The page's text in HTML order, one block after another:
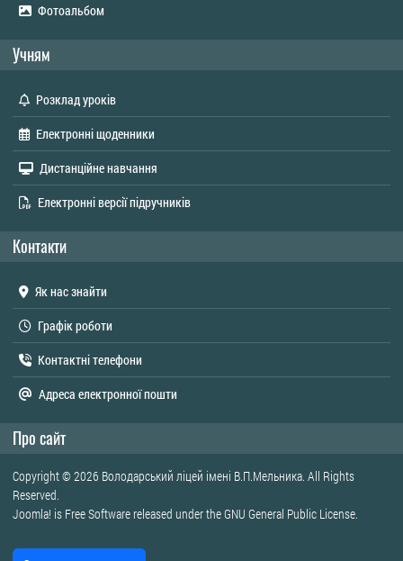
Фотоальбом
Учням
Розклад уроків
Електронні щоденники
Дистанційне навчання
Електронні версії підручників
Контакти
Як нас знайти
Графік роботи
Контактні телефони
Адреса електронної пошти
Про сайт
Copyright © 2026 Володарський ліцей імені В.П.Мельника. All Rights
Reserved.
Joomla! is Free Software released under theGNU General Public License.